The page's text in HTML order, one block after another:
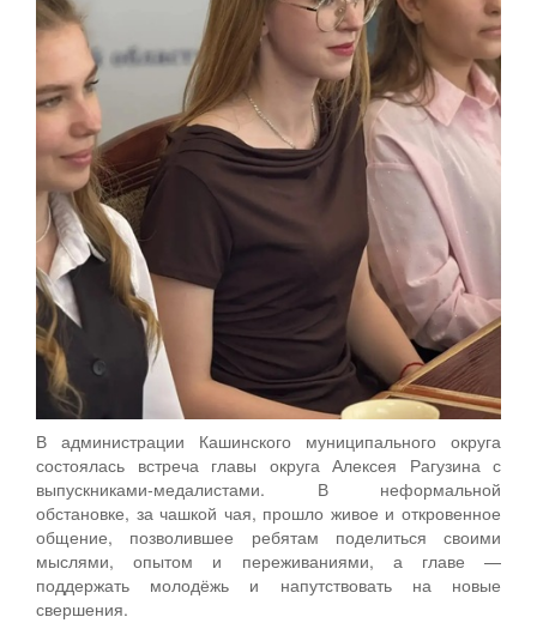
В администрации Кашинского муниципального округа
состоялась встреча главы округа Алексея Рагузина с
выпускниками‑медалистами. В неформальной
обстановке, за чашкой чая, прошло живое и откровенное
общение, позволившее ребятам поделиться своими
мыслями, опытом и переживаниями, а главе —
поддержать молодёжь и напутствовать на новые
свершения.